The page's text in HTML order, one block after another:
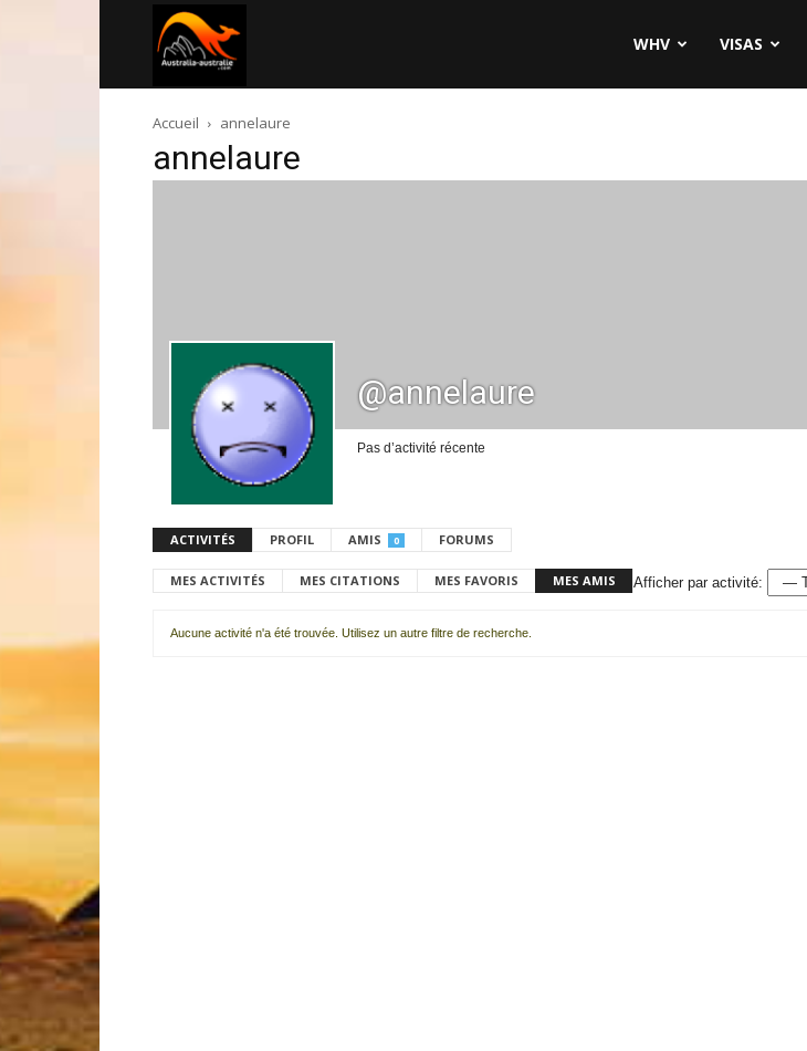
australie.com
WHV VISAS
Accueil annelaure
annelaure
@annelaure
Pas d’activité récente
ACTIVITÉS PROFIL AMIS 0 FORUMS
MES ACTIVITÉS MES CITATIONS MES FAVORIS MES AMIS Afficher par activité:
Aucune activité n'a été trouvée. Utilisez un autre filtre de recherche.